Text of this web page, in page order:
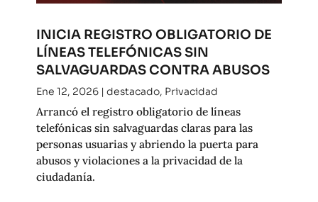
INICIA REGISTRO OBLIGATORIO DE
LÍNEAS TELEFÓNICAS SIN
SALVAGUARDAS CONTRA ABUSOS
Ene 12, 2026| destacado, Privacidad
Arrancó el registro obligatorio de líneas
telefónicas sin salvaguardas claras para las
personas usuarias y abriendo la puerta para
abusos y violaciones a la privacidad de la
ciudadanía.